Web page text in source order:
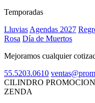
Temporadas
Lluvias Agendas 2027
Rosa Día de Muertos
Mejoramos cualquier
55.5203.0610
CILINDRO
ZENDA